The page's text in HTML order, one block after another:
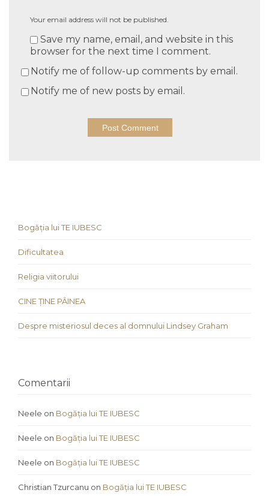
Your email address will not be published.
Save my name, email, and website in this
browser for the next time I comment.
Notify me of follow-up comments by email.
Notify me of new posts by email.
Bogăția lui TE IUBESC
Dificultatea
Religia viitorului
CINE ȚINE PÂINEA
Despre misteriosul deces al domnului Lindsey Graham
Comentarii
Neele on Bogăția lui TE IUBESC
Neele on Bogăția lui TE IUBESC
Neele on Bogăția lui TE IUBESC
Christian Tzurcanu on Bogăția lui TE IUBESC